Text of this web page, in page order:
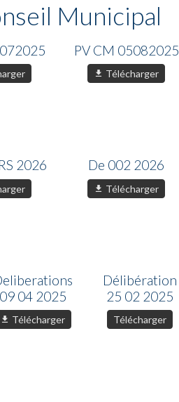
Municipal
PV CM 05082025
Télécharger
2026 De 002 2026
Télécharger
09 04 2025
Télécharger
Délibération
25 02 2025
Télécharger